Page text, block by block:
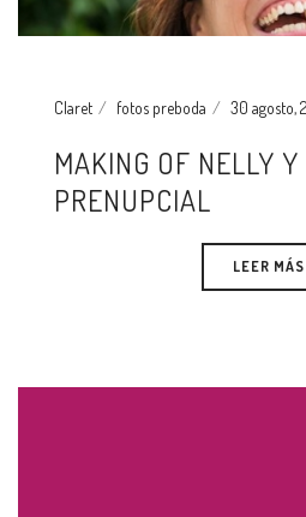
Claret fotos preboda 30 agosto,
MAKING OF NELLY
PRENUPCIAL
LEER MÁS